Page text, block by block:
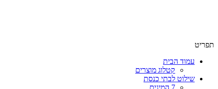
תפריט
עמוד הבית
קטלוג מוצרים
שילוט לבתי כנסת
7 המינים